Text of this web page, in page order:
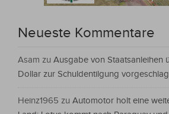
Neueste Kommentare
Asam zu Ausgabe von Staatsanleihen
Dollar zur Schuldentilgung
Heinz1965 zu Automotor holt eine